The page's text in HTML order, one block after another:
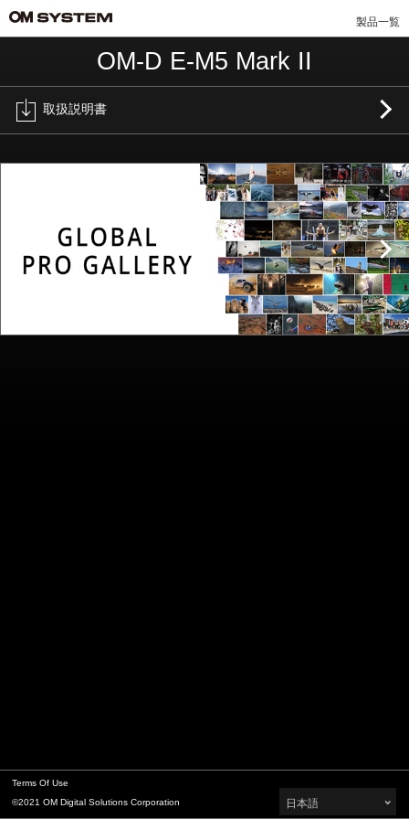
製品一覧
OM-D E-M5 Mark II
取扱説明書
Terms Of Use
©2021 OM Digital Solutions Corporation
日本語